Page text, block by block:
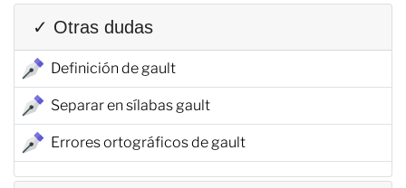
✓ Otras dudas
Definición de gault
Separar en sílabas gault
Errores ortográficos de gault